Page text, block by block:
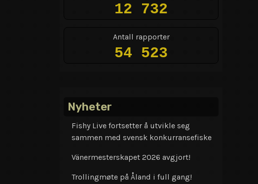
12 732
Antall rapporter
54 523
Nyheter
Fishy Live fortsetter å utvikle seg
sammen med svensk konkurransefiske
Vänermesterskapet 2026 avgjort!
Trollingmøte på Åland i full gang!